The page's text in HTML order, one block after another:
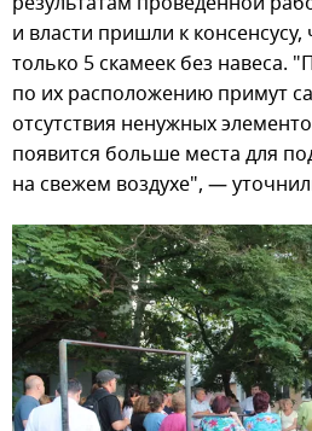
и власти пришли к консенсусу,
только 5 скамеек без навеса.
по их расположению примут
отсутствия ненужных
появится больше места для
на свежем воздухе", —